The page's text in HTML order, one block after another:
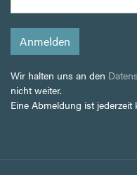
Wir halten uns an den
nicht weiter.
Eine Abmeldung ist